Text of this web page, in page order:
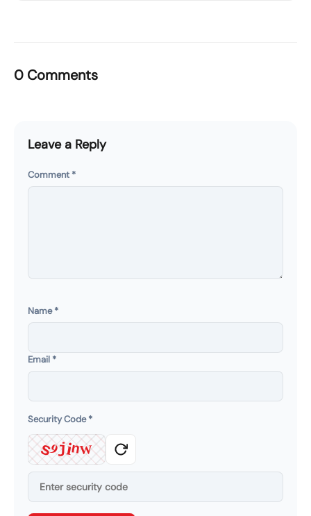
0 Comments
Leave a Reply
Comment *
Name*
Email *
Security Code*
s9jinW